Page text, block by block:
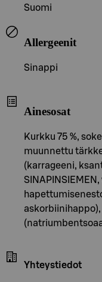
Suomi
Allergeenit
Sinappi
Ainesosat
Kurkku 75 %,
muunnettu
(karrageeni,
Yhteystiedot